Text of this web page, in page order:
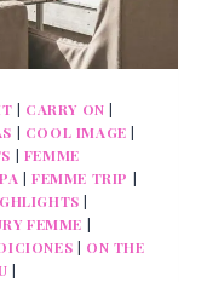
| CARRY ON |
| COOL IMAGE |
| FEMME
|FEMME TRIP |
|
FEMME |
| ON THE
|